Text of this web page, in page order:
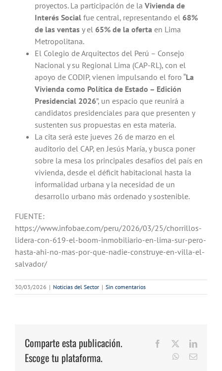
proyectos. La participación de la Vivienda de
Interés Social fue central, representando el 68%
de las ventas y el 65% de la oferta en Lima
Metropolitana.
El Colegio de Arquitectos del Perú – Consejo
Nacional y su Regional Lima (CAP-RL), con el
apoyo de CODIP, vienen impulsando el foro “La
Vivienda como Política de Estado – Edición
Presidencial 2026”, un espacio que reunirá a
candidatos presidenciales para que presenten y
sustenten sus propuestas en esta materia.
La cita será este jueves 26 de marzo en el
auditorio del CAP, en Jesús María, y busca poner
sobre la mesa los principales desafíos del país en
vivienda, desde el déficit habitacional hasta la
informalidad urbana y la necesidad de un
desarrollo urbano más ordenado y sostenible.
FUENTE:
https://www.infobae.com/peru/2026/03/25/chorrillos-
lidera-con-619-el-boom-inmobiliario-en-lima-sur-pero-
hasta-ahi-no-mas-por-que-nadie-construye-en-villa-el-
salvador/
30/03/2026 | Noticias del Sector | Sin comentarios
Comparte esta publicación.
Escoge tu plataforma.
Facebook
WhatsApp
Correo